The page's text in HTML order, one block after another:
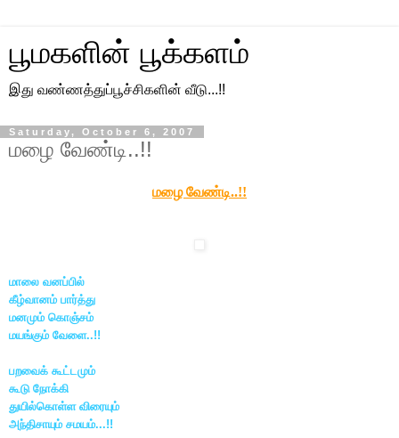
பூமகளின் பூக்களம்
இது வண்ணத்துப்பூச்சிகளின் வீடு...!!
Saturday, October 6, 2007
மழை வேண்டி..!!
மழை வேண்டி..!!
மாலை வனப்பில்
கீழ்வானம் பார்த்து
மனமும் கொஞ்சம்
மயங்கும் வேளை..!!
பறவைக் கூட்டமும்
கூடு நோக்கி
துயில்கொள்ள விரையும்
அந்திசாயும் சமயம்...!!